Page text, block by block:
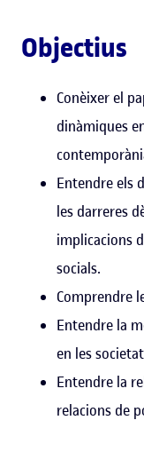
Objectius
Conèixer el
dinàmiques
Entendre els
les darreres
implicacions
socials.
Comprendre
Entendre la
en les
Entendre la
relacions de